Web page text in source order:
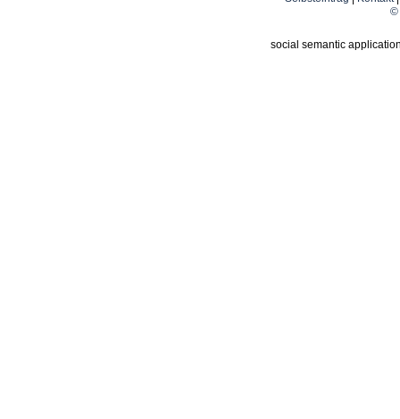
©
social semantic